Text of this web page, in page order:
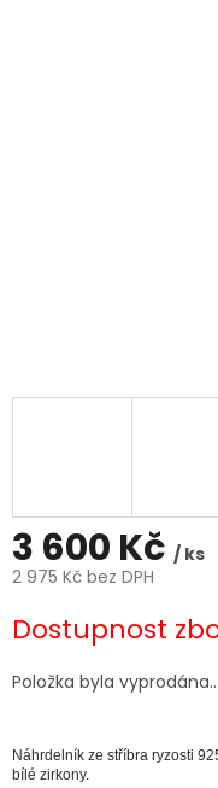
3 600 Kč / ks
2 975 Kč bez DPH
cena:
Dostupnost
Položka byla vyprodána…
Náhrdelník ze stříbra ryzosti
bílé zirkony.